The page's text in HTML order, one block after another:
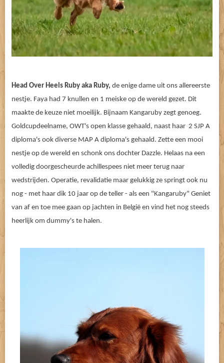
Head Over Heels Ruby aka Ruby, de enige dame uit ons allereerste
nestje. Faya had 7 knullen en 1 meiske op de wereld gezet. Dit
maakte de keuze niet moeilijk. Bijnaam Kangaruby zegt genoeg.
Goldcupdeelname, OWT's open klasse gehaald, naast haar 2 SJP A
diploma's ook diverse MAP A diploma's gehaald. Zette een mooi
nestje op de wereld en schonk ons dochter Dazzle. Helaas na een
volledig doorgescheurde achillespees niet meer terug naar
wedstrijden. Operatie, revalidatie maar gelukkig ze springt ook nu
nog - met haar dik 10 jaar op de teller - als een "Kangaruby" Geniet
van af en toe mee gaan op jachten in België en vind het nog steeds
heerlijk om dummy's te halen.